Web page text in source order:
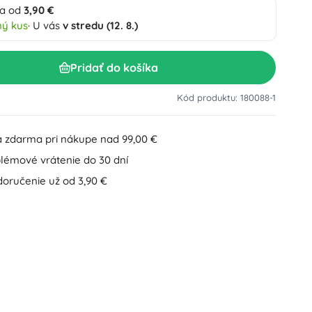
Doplnky k umývadlu
Doplnky na WC
Doplnky k vani a sprche
Kúpeľňový textil
Figúrky
Dekorácie
od 3,90 €
kus· U vás v stredu (12. 8.)
Pridať do košíka
Kód produktu: 180088-1
zdarma pri nákupe nad 99,00 €
vrátenie do 30 dní
už od 3,90 €